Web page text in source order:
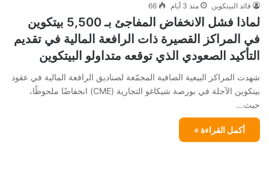
قائد البيتكوين منذ 3 أيام 66
لماذا فشل الانخفاض المفاجئ بـ 5,500 بيتكوين
في المراكز القصيرة ذات الرافعة المالية في تقديم
التأكيد الصعودي الذي توقعه متداولو البيتكوين
شهدت المراكز البيعية الصافية المجمّعة لصناديق الرافعة المالية في عقود
بيتكوين الآجلة في بورصة شيكاغو التجارية (CME) انخفاضًا ملحوظًا،
حيث…
أكمل القراءة »